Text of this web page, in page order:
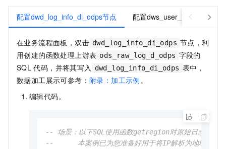
配置dwd_log_info_di_odps节点 配置
在业务流程面板，双击 dwd_log_info_di_odps 节点，利
用创建的函数处理上游表 ods_raw_log_d_odps 字段的
SQL 代码，并将其写入 dwd_log_info_di_odps 表中，
数据加工展示可参考： 附录：加工示例。
编辑代码。
-- 场景：以下SQL使用函数getregion对原始日志数据
--      本案例已为您准备好用于将IP解析为地域的函